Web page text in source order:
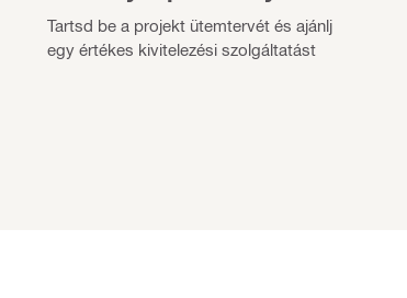
Tartsd be a projekt ütemtervét és ajánlj
egy értékes kivitelezési szolgáltatást